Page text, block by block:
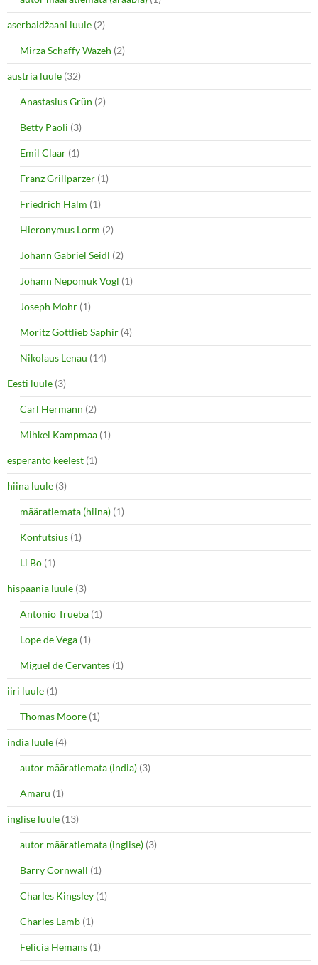
n
w
w
i
n
d
o
)
n
n
e
w
w
i
n
d
w
)
aserbaidžaani luule (2)
Mirza Schaffy Wazeh (2)
austria luule (32)
Anastasius Grün (2)
Betty Paoli (3)
Emil Claar (1)
Franz Grillparzer (1)
Friedrich Halm (1)
Hieronymus Lorm (2)
Johann Gabriel Seidl (2)
Johann Nepomuk Vogl (1)
Joseph Mohr (1)
Moritz Gottlieb Saphir (4)
Nikolaus Lenau (14)
Eesti luule (3)
Carl Hermann (2)
Mihkel Kampmaa (1)
esperanto keelest (1)
hiina luule (3)
määratlemata (hiina) (1)
Konfutsius (1)
Li Bo (1)
hispaania luule (3)
Antonio Trueba (1)
Lope de Vega (1)
Miguel de Cervantes (1)
iiri luule (1)
Thomas Moore (1)
india luule (4)
autor määratlemata (india) (3)
Amaru (1)
inglise luule (13)
autor määratlemata (inglise) (3)
Barry Cornwall (1)
Charles Kingsley (1)
Charles Lamb (1)
Felicia Hemans (1)